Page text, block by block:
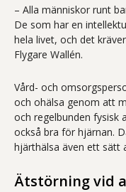
– Alla människor runt
De som har en
hela livet, och det
Flygare Wallén.
Vård-­ och
och ohälsa genom att
och regelbunden
också bra för hjärnan.
hjärthälsa även ett sätt
Ätstörning vid